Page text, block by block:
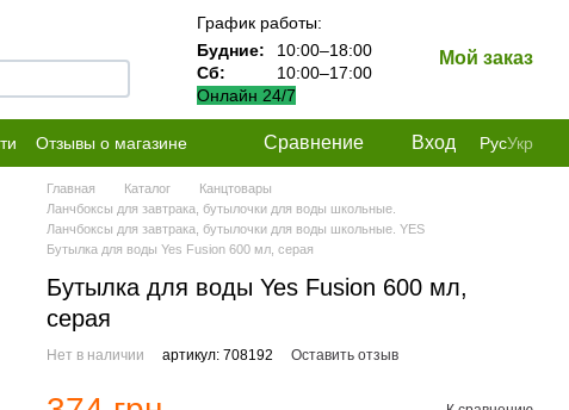
График работы:
Будние:
10:00–18:00
Сб:
10:00–17:00
Онлайн 24/7
Мой заказ
Отзывы о магазине
Сравнение Вход РусУкр
Главная Каталог
Канцтовары
Ланчбоксы для завтрака, бутылочки для воды школьные.
Ланчбоксы для завтрака, бутылочки для воды школьные. YES
Бутылка для воды Yes Fusion 600 мл, серая
Бутылка для воды Yes Fusion 600 мл,
серая
Нет в наличии артикул: 708192 Оставить отзыв